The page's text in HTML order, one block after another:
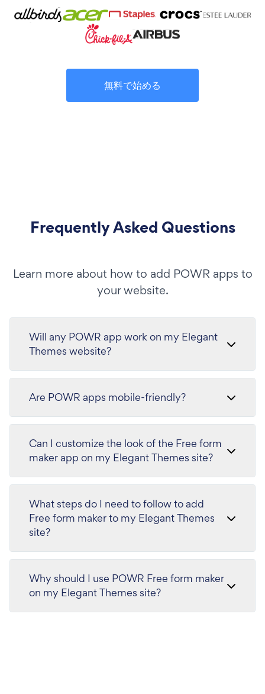
無料で始める
Frequently Asked Questions
Learn more about how to add POWR apps to
your website.
Will any POWR app work on my Elegant
Themes website?
Are POWR apps mobile-friendly?
Can I customize the look of the Free form
maker app on my Elegant Themes site?
What steps do I need to follow to add
Free form maker to my Elegant Themes
site?
Why should I use POWR Free form maker
on my Elegant Themes site?